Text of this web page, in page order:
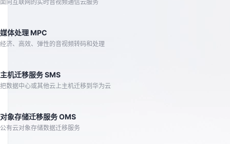
面向互联网的实时音视频通信云服务
媒体处理 MPC
经济、高效、弹性的音视频转码和处理
主机迁移服务 SMS
把数据中心或其他云上主机迁移到华为云
对象存储迁移服务 OMS
公有云对象存储数据迁移服务